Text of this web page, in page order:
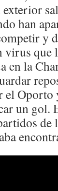
exterior
han
y
que
en la
el Oporto
un gol.
de